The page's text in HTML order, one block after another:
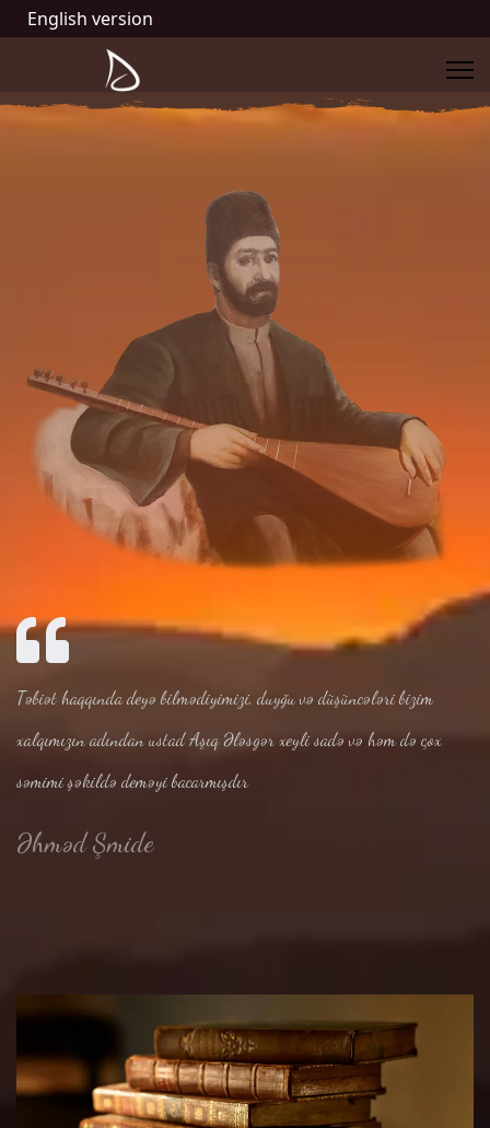
English version
Təbiət haqqında deyə bilmədiyimizi, duyğu və düşüncələri bizim
xalqımızın adından ustad Aşıq Ələsgər xeyli sadə və həm də çox
səmimi şəkildə deməyi bacarmışdır
Əhməd Şmide